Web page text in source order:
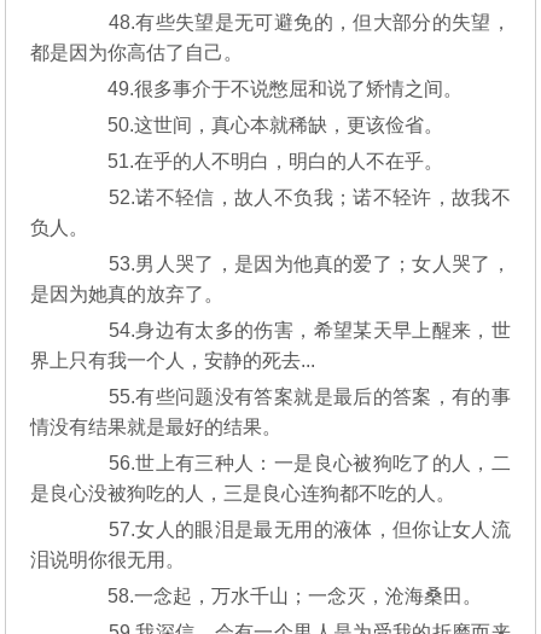
48.有些失望是无可避免的，但大部分的失望，
都是因为你高估了自己。
49.很多事介于不说憋屈和说了矫情之间。
50.这世间，真心本就稀缺，更该俭省。
51.在乎的人不明白，明白的人不在乎。
52.诺不轻信，故人不负我；诺不轻许，故我不
负人。
53.男人哭了，是因为他真的爱了；女人哭了，
是因为她真的放弃了。
54.身边有太多的伤害，希望某天早上醒来，世
界上只有我一个人，安静的死去...
55.有些问题没有答案就是最后的答案，有的事
情没有结果就是最好的结果。
56.世上有三种人：一是良心被狗吃了的人，二
是良心没被狗吃的人，三是良心连狗都不吃的人。
57.女人的眼泪是最无用的液体，但你让女人流
泪说明你很无用。
58.一念起，万水千山；一念灭，沧海桑田。